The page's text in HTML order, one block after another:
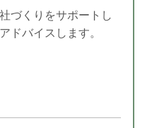
づくりをサポートし
ドバイスします。